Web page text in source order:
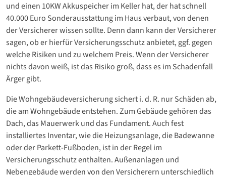
und einen 10KW Akkuspeicher im Keller hat, der hat schnell
40.000 Euro Sonderausstattung im Haus verbaut, von denen
der Versicherer wissen sollte. Denn dann kann der Versicherer
sagen, ob er hierfür Versicherungsschutz anbietet, ggf. gegen
welche Risiken und zu welchem Preis. Wenn der Versicherer
nichts davon weiß, ist das Risiko groß, dass es im Schadenfall
Ärger gibt.
Die Wohngebäudeversicherung sichert i. d. R. nur Schäden ab,
die am Wohngebäude entstehen. Zum Gebäude gehören das
Dach, das Mauerwerk und das Fundament. Auch fest
installiertes Inventar, wie die Heizungsanlage, die Badewanne
oder der Parkett-Fußboden, ist in der Regel im
Versicherungsschutz enthalten. Außenanlagen und
Nebengebäude werden von den Versicherern unterschiedlich